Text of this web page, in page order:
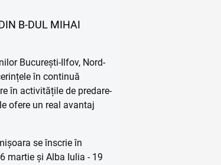
B-DUL MIHAI
București-Ilfov, Nord-
în continuă
în activitățile de predare-
ofere un real avantaj
se înscrie în
martie și Alba Iulia - 19